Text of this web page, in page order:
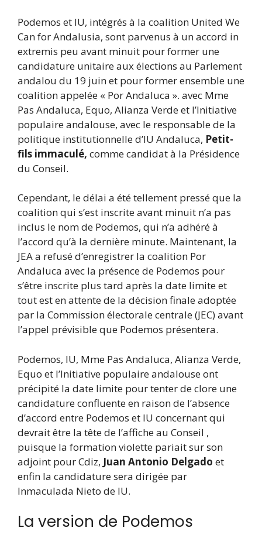
Podemos et IU, intégrés à la coalition United We
Can for Andalusia, sont parvenus à un accord in
extremis peu avant minuit pour former une
candidature unitaire aux élections au Parlement
andalou du 19 juin et pour former ensemble une
coalition appelée « Por Andaluca ». avec Mme
Pas Andaluca, Equo, Alianza Verde et l’Initiative
populaire andalouse, avec le responsable de la
politique institutionnelle d’IU Andaluca, Petit-
fils immaculé, comme candidat à la Présidence
du Conseil.
Cependant, le délai a été tellement pressé que la
coalition qui s’est inscrite avant minuit n’a pas
inclus le nom de Podemos, qui n’a adhéré à
l’accord qu’à la dernière minute. Maintenant, la
JEA a refusé d’enregistrer la coalition Por
Andaluca avec la présence de Podemos pour
s’être inscrite plus tard après la date limite et
tout est en attente de la décision finale adoptée
par la Commission électorale centrale (JEC) avant
l’appel prévisible que Podemos présentera.
Podemos, IU, Mme Pas Andaluca, Alianza Verde,
Equo et l’Initiative populaire andalouse ont
précipité la date limite pour tenter de clore une
candidature confluente en raison de l’absence
d’accord entre Podemos et IU concernant qui
devrait être la tête de l’affiche au Conseil ,
puisque la formation violette pariait sur son
adjoint pour Cdiz, Juan Antonio Delgado et
enfin la candidature sera dirigée par
Inmaculada Nieto de IU.
La version de Podemos